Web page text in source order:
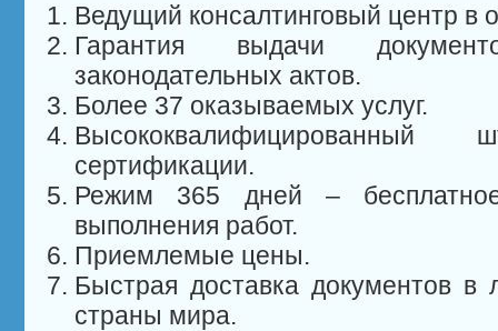
Ведущий консалтинговый центр в
Гарантия выдачи
законодательных актов.
Более 37 оказываемых услуг.
сертификации.
Режим 365 дней –
выполнения работ.
Приемлемые цены.
Быстрая доставка документов
страны мира.